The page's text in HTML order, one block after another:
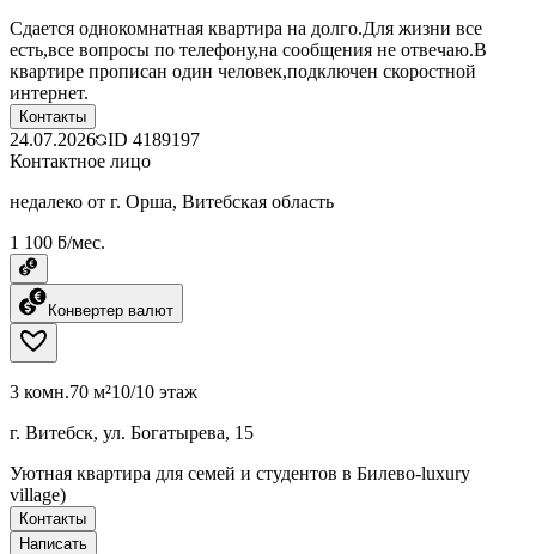
Сдается однокомнатная квартира на долго.Для жизни все
есть,все вопросы по телефону,на сообщения не отвечаю.В
квартире прописан один человек,подключен скоростной
интернет.
Контакты
24.07.2026 ID 4189197
Контактное лицо
недалеко от г. Орша, Витебская область
1 100 ƃ/мес.
Конвертер валют
3 комн.70 м²10/10 этаж
г. Витебск, ул. Богатырева, 15
Уютная квартира для семей и студентов в Билево-luxury
village)
Контакты
Написать